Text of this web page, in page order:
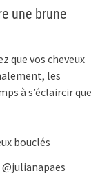
une brune
que vos cheveux
les
à s’éclaircir que